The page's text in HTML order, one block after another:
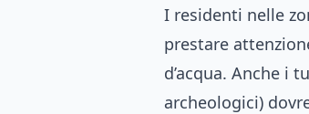
I residenti nelle
prestare
d’acqua. Anche i
archeologici)